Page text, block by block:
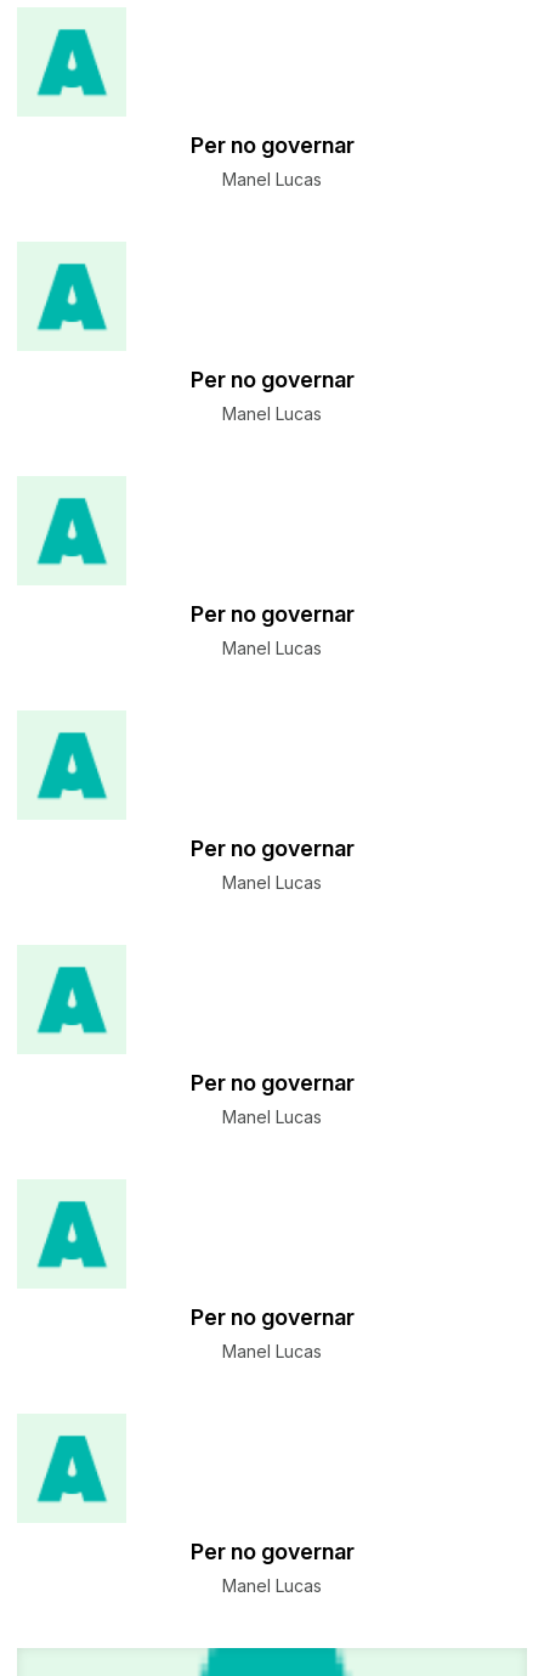
Per no governar
Manel Lucas
Per no governar
Manel Lucas
Per no governar
Manel Lucas
Per no governar
Manel Lucas
Per no governar
Manel Lucas
Per no governar
Manel Lucas
Per no governar
Manel Lucas